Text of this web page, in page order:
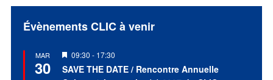
Évènements CLIC à venir
MAR
30
Mis
en
avant
09:30 - 17:30
SAVE THE DATE / Rencontre Annuelle